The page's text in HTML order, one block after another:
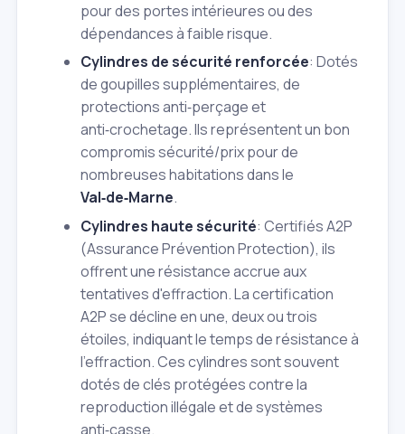
pour des portes intérieures ou des
dépendances à faible risque.
Cylindres de sécurité renforcée: Dotés
de goupilles supplémentaires, de
protections anti‑perçage et
anti‑crochetage. Ils représentent un bon
compromis sécurité/prix pour de
nombreuses habitations dans le
Val‑de‑Marne.
Cylindres haute sécurité: Certifiés A2P
(Assurance Prévention Protection), ils
offrent une résistance accrue aux
tentatives d'effraction. La certification
A2P se décline en une, deux ou trois
étoiles, indiquant le temps de résistance à
l'effraction. Ces cylindres sont souvent
dotés de clés protégées contre la
reproduction illégale et de systèmes
anti‑casse.